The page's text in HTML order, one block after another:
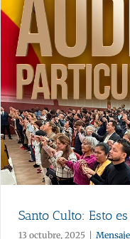
Santo Culto: Esto
13 octubre, 2025